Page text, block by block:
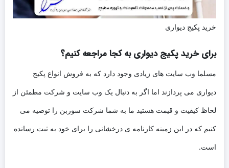
خرید پکیج دیواری
برای خرید پکیج دیواری به کجا مراجعه کنیم؟
مسلما وب سایت های زیادی وجود دارد که به فروش انواع پکیج
دیواری می پردازند اما اگر به دنبال یک وب سایت و شرکت مطمئن از
لحاظ کیفیت و قیمت هستید ما به شما شرکت سوربن را توصیه می
کنیم که در این زمینه کارنامه ی درخشانی را برای خود به ثبت رسانده
است.